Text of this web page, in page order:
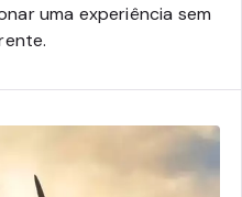
uma experiência sem